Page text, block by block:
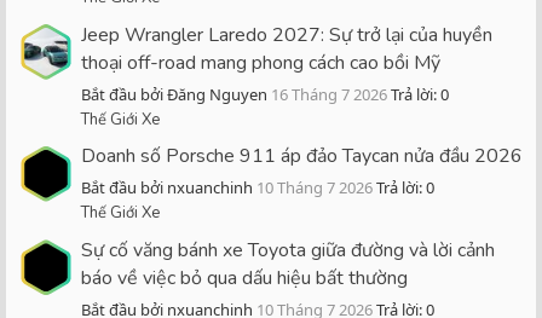
Jeep Wrangler Laredo 2027: Sự trở lại của huyền
thoại off-road mang phong cách cao bồi Mỹ
Bắt đầu bởi Đăng Nguyen 16 Tháng 7 2026Trả lời: 0
Thế Giới Xe
Doanh số Porsche 911 áp đảo Taycan nửa đầu 2026
Bắt đầu bởi nxuanchinh 10 Tháng 7 2026Trả lời: 0
Thế Giới Xe
Sự cố văng bánh xe Toyota giữa đường và lời cảnh
báo về việc bỏ qua dấu hiệu bất thường
Bắt đầu bởi nxuanchinh 10 Tháng 7 2026Trả lời: 0